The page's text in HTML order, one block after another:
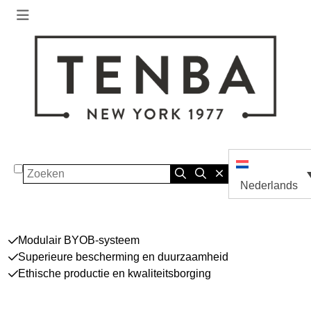
Zoeken
Nederlands
Modulair BYOB-systeem
Superieure bescherming en duurzaamheid
Ethische productie en kwaliteitsborging